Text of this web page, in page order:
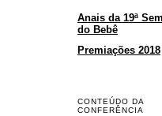
Anais da 19ª
do Bebê
Premiações 2018
CONTEÚDO DA
CONFERÊNCIA